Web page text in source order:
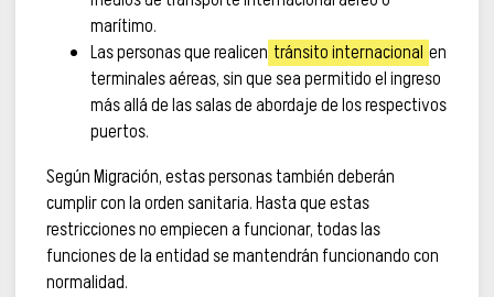
marítimo.
Las personas que realicen tránsito internacional en
terminales aéreas, sin que sea permitido el ingreso
más allá de las salas de abordaje de los respectivos
puertos.
Según Migración, estas personas también deberán
cumplir con la orden sanitaria. Hasta que estas
restricciones no empiecen a funcionar, todas las
funciones de la entidad se mantendrán funcionando con
normalidad.